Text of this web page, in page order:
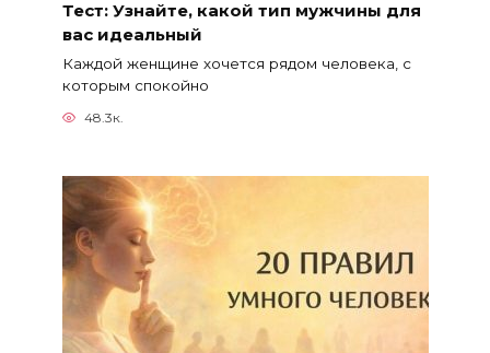
Тест: Узнайте, какой тип мужчины для
вас идеальный
Каждой женщине хочется рядом человека, с
которым спокойно
48.3к.